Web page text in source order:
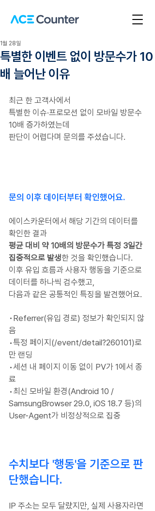
특별한 이벤트 없이 방문수가 10
배 늘어난 이유
1월 28일
최근 한 고객사에서
특별한 이슈·프로모션 없이 모바일 방문수
10배 증가하였는데
판단이 어렵다며 문의를 주셨습니다.
문의 이후 데이터부터 확인했어요.
에이스카운터에서 해당 기간의 데이터를
확인한 결과
평균 대비 약 10배의 방문수가 특정 3일간
집중적으로 발생한 것을 확인했습니다.
이후 유입 흐름과 사용자 행동을 기준으로
데이터를 하나씩 검수했고,
다음과 같은 공통적인 특징을 발견했어요.
•Referrer(유입 경로) 정보가 확인되지 않
음
•특정 페이지(/event/detail?260101)로
만 랜딩
•세션 내 페이지 이동 없이 PV가 1에서 종
료
•최신 모바일 환경(Android 10 /
SamsungBrowser 29.0, iOS 18.7 등)의
User-Agent가 비정상적으로 집중
수치보다 '행동'을 기준으로 판
단했습니다.
IP 주소는 모두 달랐지만, 실제 사용자라면